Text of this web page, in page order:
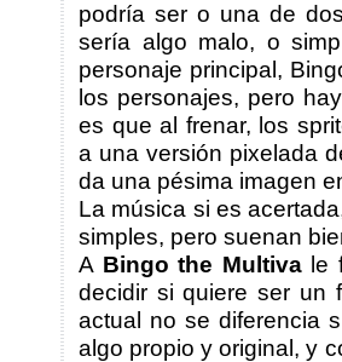
podría ser o una de
sería algo malo, o
personaje principal,
los personajes, pero
es que al frenar, los
a una versión pixelada
da una pésima imagen
La música si es
simples, pero suenan
A Bingo the Multivale
decidir si quiere ser un
actual no se diferencia
algo propio y original, y